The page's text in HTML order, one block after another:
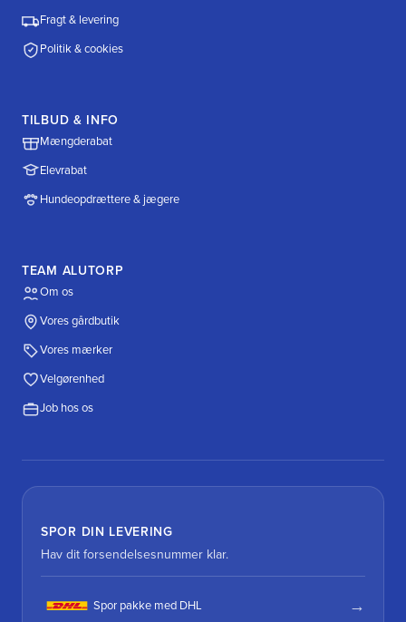
Fragt & levering
Politik & cookies
TILBUD & INFO
Mængderabat
Elevrabat
Hundeopdrættere & jægere
TEAM ALUTORP
Om os
Vores gårdbutik
Vores mærker
Velgørenhed
Job hos os
SPOR DIN LEVERING
Hav dit forsendelsesnummer klar.
Spor pakke med DHL